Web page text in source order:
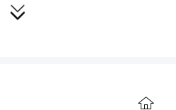
